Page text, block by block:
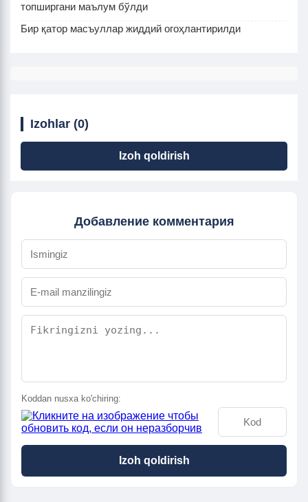
топширгани маълум бўлди
Бир қатор масъуллар жиддий огоҳлантирилди
Izohlar (0)
Izoh qoldirish
Добавление комментария
Koddan nusxa ko'chiring:
Izoh qoldirish